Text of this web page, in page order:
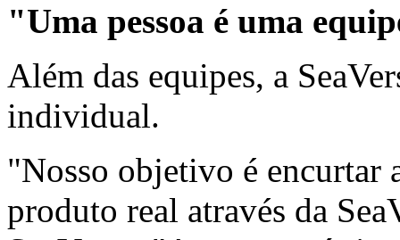
"Uma pessoa é uma
Além das equipes, a
individual.
"Nosso objetivo é encurtar
produto real através da